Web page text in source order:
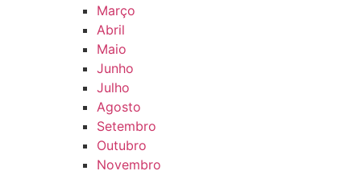
Março
Abril
Maio
Junho
Julho
Agosto
Setembro
Outubro
Novembro